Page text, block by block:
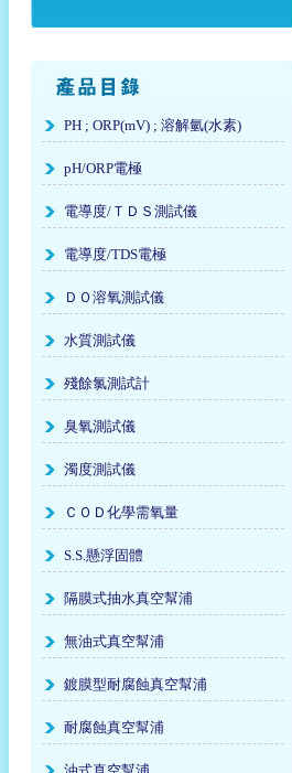
PH ; ORP(mV) ; 溶解氫(水素)
pH/ORP電極
電導度/ＴＤＳ測試儀
電導度/TDS電極
ＤＯ溶氧測試儀
水質測試儀
殘餘氯測試計
臭氧測試儀
濁度測試儀
ＣＯＤ化學需氧量
S.S.懸浮固體
隔膜式抽水真空幫浦
無油式真空幫浦
鍍膜型耐腐蝕真空幫浦
耐腐蝕真空幫浦